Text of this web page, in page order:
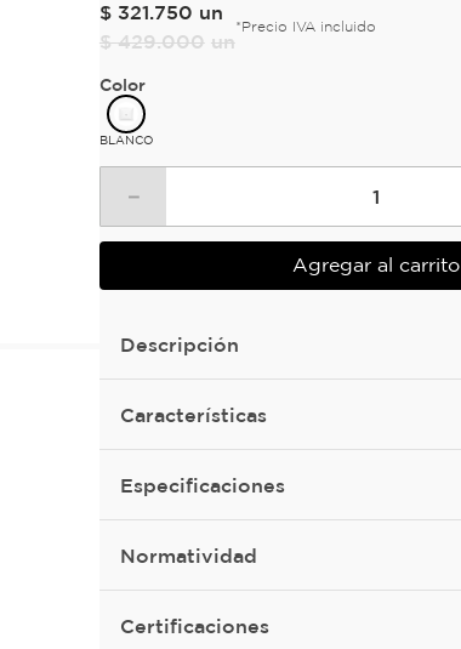
$ 321.750 un
$ 429.000 un
*Precio IVA incluido
Color
BLANCO
－
Agregar al carrito
Descripción
Características
Especificaciones
Normatividad
Certificaciones